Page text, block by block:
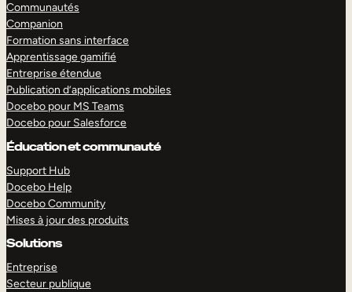
Communautés
Companion
Formation sans interface
Apprentissage gamifié
Entreprise étendue
Publication d’applications mobiles
Docebo pour MS Teams
Docebo pour Salesforce
Éducation et communauté
Support Hub
Docebo Help
Docebo Community
Mises à jour des produits
Solutions
Entreprise
Secteur publique